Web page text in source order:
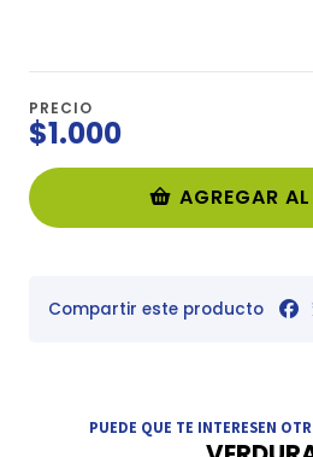
PRECIO
$1.000
AGREGAR
Compartir este producto
PUEDE QUE TE INTERESEN